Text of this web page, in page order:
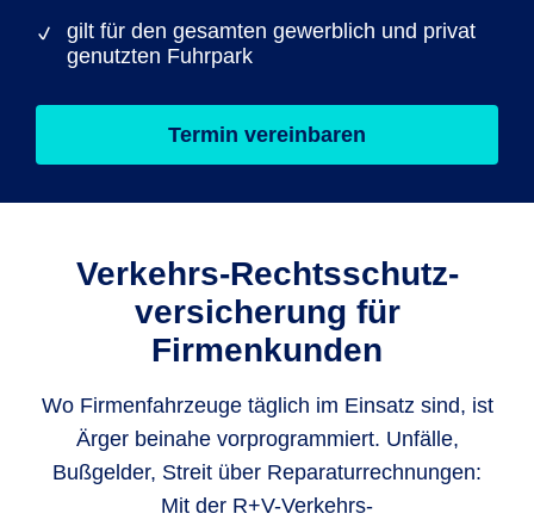
gilt für den gesamten gewerblich und privat
genutzten Fuhrpark
Termin vereinbaren
Verkehrs-Rechtsschutz­
versicherung für
Firmenkunden
Wo Firmenfahrzeuge täglich im Einsatz sind, ist
Ärger beinahe vorprogrammiert. Unfälle,
Bußgelder, Streit über Reparaturrechnungen:
Mit der R+V-Verkehrs-